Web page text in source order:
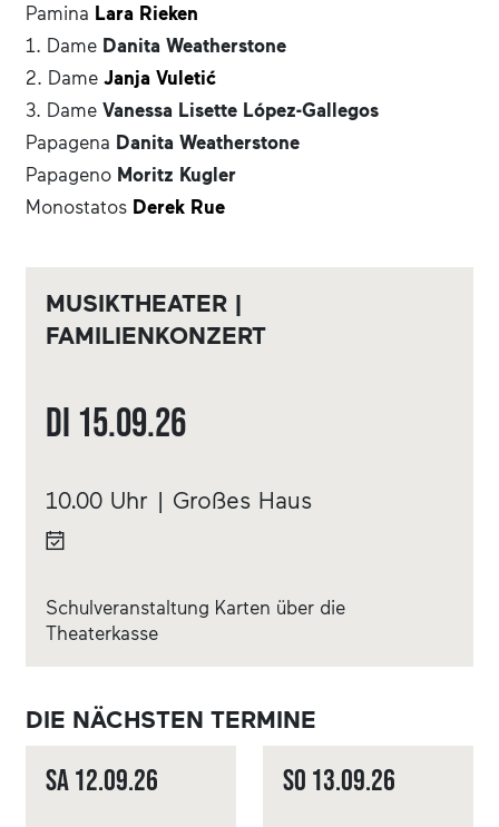
Pamina Lara Rieken
1. Dame Danita Weatherstone
2. Dame Janja Vuletić
3. Dame Vanessa Lisette López-Gallegos
Papagena Danita Weatherstone
Papageno Moritz Kugler
Monostatos Derek Rue
MUSIKTHEATER |
FAMILIENKONZERT
Di 15.09.26
10.00 Uhr | Großes Haus
Schulveranstaltung Karten über die
Theaterkasse
DIE NÄCHSTEN TERMINE
Sa12.09.26 So 13.09.26